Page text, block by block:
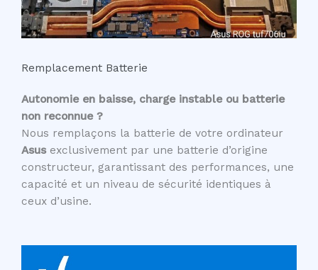
Remplacement Batterie
Autonomie en baisse, charge instable ou batterie
non reconnue ?
Nous remplaçons la batterie de votre ordinateur
Asusexclusivement par une batterie d’origine
constructeur, garantissant des performances, une
capacité et un niveau de sécurité identiques à
ceux d’usine.